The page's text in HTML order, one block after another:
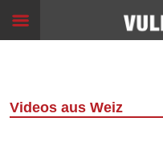
content
Start
Filme
Videos aus Weiz